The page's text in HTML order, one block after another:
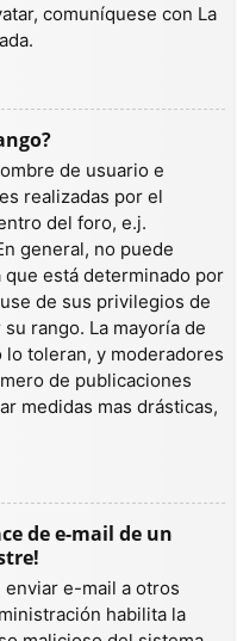
comuníquese con La
de usuario e
realizadas por el
del foro, e.j.
general, no puede
está determinado por
de sus privilegios de
rango. La mayoría de
lo toleran, y moderadores
de publicaciones
medidas mas drásticas,
de e-mail de un
e-mail a otros
habilita la